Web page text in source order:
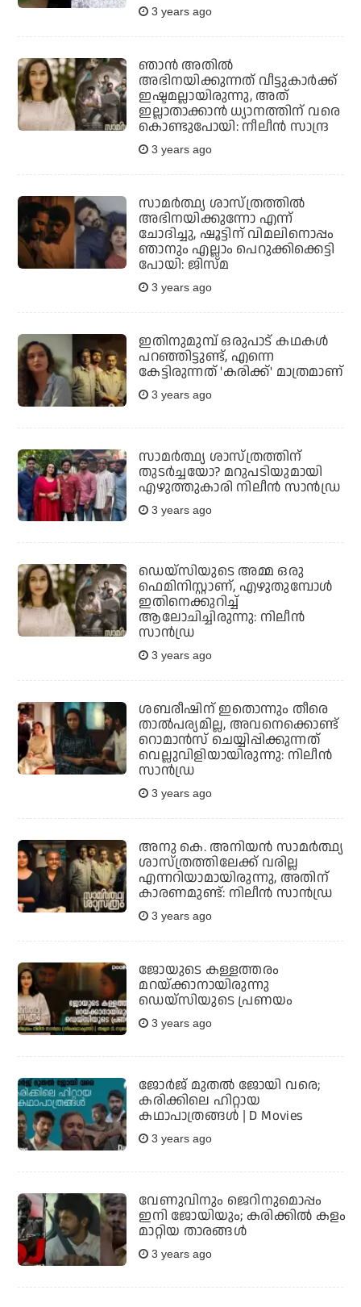
3 years ago
ഞാന്‍ അതില്‍
അഭിനയിക്കുന്നത് വീട്ടുകാര്‍ക്ക്
ഇഷ്ടമല്ലായിരുന്നു, അത്
ഇല്ലാതാക്കാന്‍ ധ്യാനത്തിന് വരെ
കൊണ്ടുപോയി: നീലീന്‍ സാന്ദ്ര
3 years ago
സാമര്‍ത്ഥ്യ ശാസ്ത്രത്തില്‍
അഭിനയിക്കുന്നോ എന്ന്
ചോദിച്ചു, ഷൂട്ടിന് വിമലിനൊപ്പം
ഞാനും എല്ലാം പെറുക്കിക്കെട്ടി
പോയി: ജിസ്മ
3 years ago
ഇതിനുമുമ്പ് ഒരുപാട് കഥകള്‍
പറഞ്ഞിട്ടുണ്ട്, എന്നെ
കേട്ടിരുന്നത് 'കരിക്ക്' മാത്രമാണ്
3 years ago
സാമര്‍ത്ഥ്യ ശാസ്ത്രത്തിന്
തുടര്‍ച്ചയോ? മറുപടിയുമായി
എഴുത്തുകാരി നിലീന്‍ സാന്‍ഡ്ര
3 years ago
ഡെയ്‌സിയുടെ അമ്മ ഒരു
ഫെമിനിസ്റ്റാണ്, എഴുതുമ്പോള്‍
ഇതിനെക്കുറിച്ച്
ആലോചിച്ചിരുന്നു: നിലീന്‍
സാന്‍ഡ്ര
3 years ago
ശബരീഷിന് ഇതൊന്നും തീരെ
താല്‍പര്യമില്ല, അവനെക്കൊണ്ട്
റൊമാന്‍സ് ചെയ്യിപ്പിക്കുന്നത്
വെല്ലുവിളിയായിരുന്നു: നിലീന്‍
സാന്‍ഡ്ര
3 years ago
അനു കെ. അനിയന്‍ സാമര്‍ത്ഥ്യ
ശാസ്ത്രത്തിലേക്ക് വരില്ല
എന്നറിയാമായിരുന്നു, അതിന്
കാരണമുണ്ട്: നിലീന്‍ സാന്‍ഡ്ര
3 years ago
ജോയുടെ കള്ളത്തരം
മറയ്ക്കാനായിരുന്നു
ഡെയ്‌സിയുടെ പ്രണയം
3 years ago
ജോര്‍ജ് മുതല്‍ ജോയി വരെ;
കരിക്കിലെ ഹിറ്റായ
കഥാപാത്രങ്ങള്‍ | D Movies
3 years ago
വേണുവിനും ജെറിനുമൊപ്പം
ഇനി ജോയിയും; കരിക്കില്‍ കളം
മാറ്റിയ താരങ്ങള്‍
3 years ago